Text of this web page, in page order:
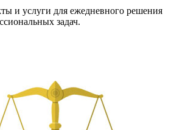
и услуги для ежедневного решения
задач.